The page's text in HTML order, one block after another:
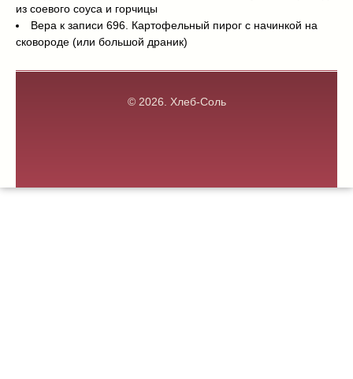
из соевого соуса и горчицы
Вера к записи 696. Картофельный пирог с начинкой на
сковороде (или большой драник)
© 2026. Хлеб-Соль